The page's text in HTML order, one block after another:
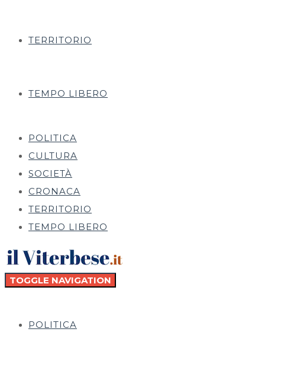
TERRITORIO
TEMPO LIBERO
POLITICA
CULTURA
SOCIETÀ
CRONACA
TERRITORIO
TEMPO LIBERO
TOGGLE NAVIGATION
POLITICA